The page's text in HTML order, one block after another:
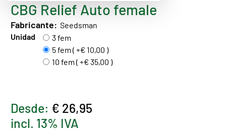
CBG Relief Auto female
Fabricante: Seedsman
Unidad
3 fem
5 fem ( +€ 10,00 )
10 fem ( +€ 35,00 )
Desde: € 26,95
incl. 13% IVA